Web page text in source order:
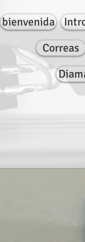
bienvenida
Correas